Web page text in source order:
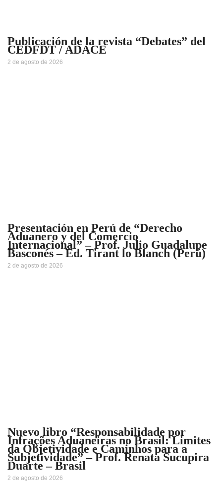
Publicación de la revista “Debates” del
CEDFDT / ADACE
2 de agosto de 2026
Presentación en Perú de “Derecho
Aduanero y del Comercio
Internacional” – Prof. Julio Guadalupe
Basconés – Ed. Tirant lo Blanch (Perú)
2 de agosto de 2026
Nuevo libro “Responsabilidade por
Infrações Aduaneiras no Brasil: Limites
da Objetividade e Caminhos para a
Subjetividade” – Prof. Renata Sucupira
Duarte – Brasil
2 de agosto de 2026